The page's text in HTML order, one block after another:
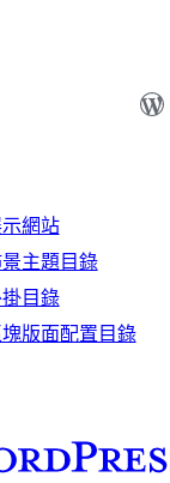
網站
主題目錄
目錄
版面配置目錄